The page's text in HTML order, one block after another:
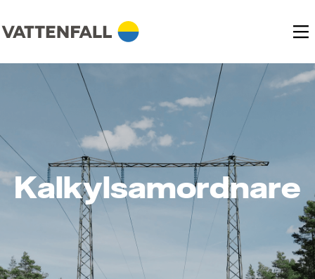
Kalkylsamordnare